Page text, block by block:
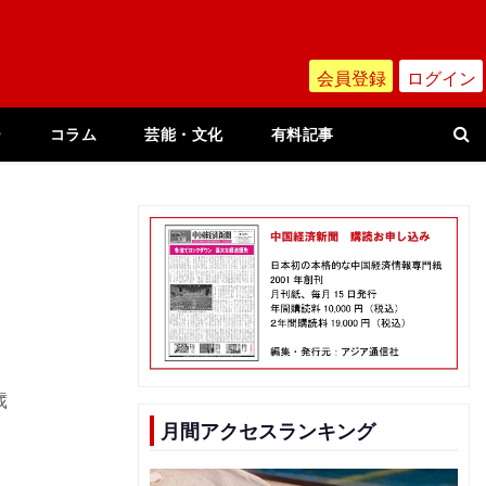
会員登録 ログイン
コラム 芸能・文化 有料記事
月間アクセスランキング